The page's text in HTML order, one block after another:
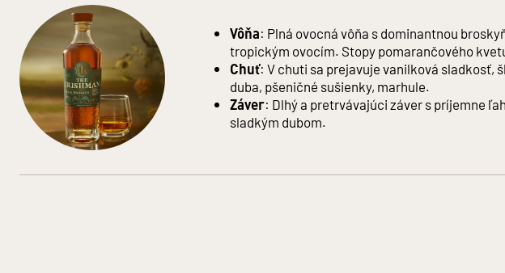
Objem: 0,70 L
Jednotka (špecificky): Litre
Značka: The Irishman
Krajina pôvodu: Írsko
Druh alkoholu: Whiskey
Výrobca: Walsh Whiskey, Equity House, Deerpark Business Park, Dublin Rd, Carlow, Ireland.
Distribútor: KARLOFF s. r. o., Pradiareň 40, 060 01 Kežmarok IČO: 36247367
Bezpečnostné informácie Zákaz predaja alkoholických nápojov osobám mladším ako 18
ovplyvneným alkoholom. §3 ods. 2 zákona č. 219/1996 Z.z. o ochrane pred zneužívaním
a prevádzke protialkoholických záchytných služieb.
Vôňa: Plná ovocná vôňa s dominantnou
tropickým ovocím. Stopy pomarančového
Chuť: V chuti sa prejavuje vanilková sladkosť,
duba, pšeničné sušienky, marhule.
Záver: Dlhý a pretrvávajúci záver s príjemne
sladkým dubom.